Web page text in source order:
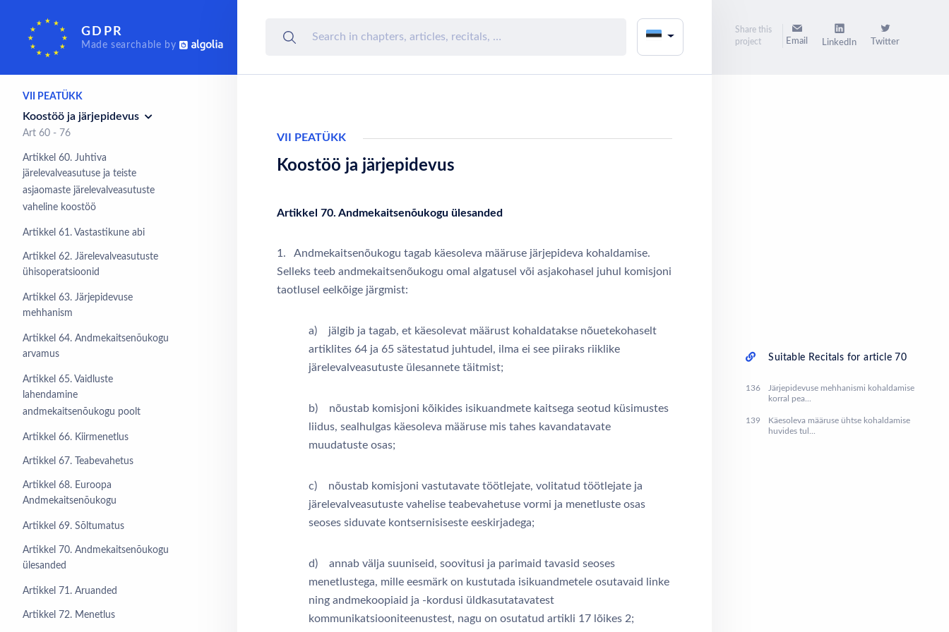
GDPR
Made searchable by
Sõltumatud
järelevalveasutused
Art 51 - 59
VII PEATÜKK
Koostöö ja järjepidevus
Art 60 - 76
Artikkel 60. Juhtiva
järelevalveasutuse ja teiste
asjaomaste järelevalveasutuste
vaheline koostöö
Artikkel 61. Vastastikune abi
Artikkel 62. Järelevalveasutuste
ühisoperatsioonid
Artikkel 63. Järjepidevuse
mehhanism
Artikkel 64. Andmekaitsenõukogu
arvamus
Artikkel 65. Vaidluste
lahendamine
andmekaitsenõukogu poolt
Artikkel 66. Kiirmenetlus
Artikkel 67. Teabevahetus
Artikkel 68. Euroopa
Andmekaitsenõukogu
Artikkel 69. Sõltumatus
Artikkel 70. Andmekaitsenõukogu
ülesanded
Artikkel 71. Aruanded
Artikkel 72. Menetlus
VII PEATÜKK
Koostöö ja järjepidevus
Artikkel 70. Andmekaitsenõukogu ülesanded
1. Andmekaitsenõukogu tagab käesoleva määruse järjepideva kohaldamise.
Selleks teeb andmekaitsenõukogu omal algatusel või asjakohasel juhul komisjoni
taotlusel eelkõige järgmist:
a) jälgib ja tagab, et käesolevat määrust kohaldatakse nõuetekohaselt
artiklites 64 ja 65 sätestatud juhtudel, ilma ei see piiraks riiklike
järelevalveasutuste ülesannete täitmist;
b) nõustab komisjoni kõikides isikuandmete kaitsega seotud küsimustes
liidus, sealhulgas käesoleva määruse mis tahes kavandatavate
muudatuste osas;
c) nõustab komisjoni vastutavate töötlejate, volitatud töötlejate ja
järelevalveasutuste vahelise teabevahetuse vormi ja menetluste osas
seoses siduvate kontsernisiseste eeskirjadega;
d) annab välja suuniseid, soovitusi ja parimaid tavasid seoses
menetlustega, mille eesmärk on kustutada isikuandmetele osutavaid linke
ning andmekoopiaid ja -kordusi üldkasutatavatest
kommunikatsiooniteenustest, nagu on osutatud artikli 17 lõikes 2;
Share this
project
Email LinkedIn Twitter
Suitable Recitals for article 70
136
Järjepidevuse mehhanismi kohaldamise
korral pea...
139
Käesoleva määruse ühtse kohaldamise
huvides tul...